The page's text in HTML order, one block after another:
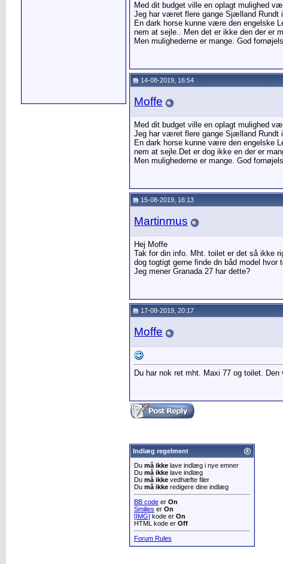
Med dit budget ville en oplagt mulighed
Jeg har været flere gange Sjælland Rundt
En dark horse kunne være den engelske
nem at sejle.. Men det er ikke den der er
Men mulighederne er mange. God
14-08-2019, 16:54
Moffe
Med dit budget ville en oplagt mulighed
Jeg har været flere gange Sjælland Rundt
En dark horse kunne være den engelske
nem at sejle.Det er dog ikke en der er
Men mulighederne er mange. God
15-08-2019, 16:13
Martinmus
Hej Moffe
Tak for din info. Mht. toilet er det så ikke
dog togtigt gerne finde dn båd model hvor
Jeg mener Granada 27 har dette?
17-08-2019, 20:17
Moffe
Du har nok ret mht. Maxi 77 og toilet.
Indlæg regelment
Du må ikke lave indlæg i nye emner
Du må ikke lave indlæg
Du må ikke vedhæfte filer
Du må ikke redigere dine indlæg
BB code er On
Smilies er On
[IMG] kode er On
HTML kode er Off
Forum Rules